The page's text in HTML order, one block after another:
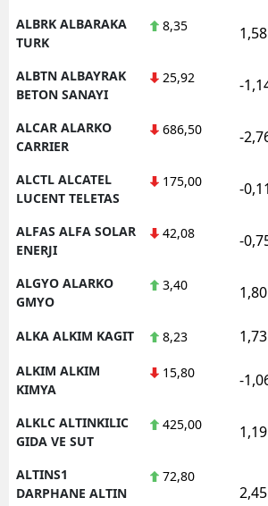
ALBRK ALBARAKA
TURK
8,35 1,58
ALBTN ALBAYRAK
BETON SANAYI
25,92 -
ALCAR ALARKO
CARRIER
686,50 -
ALCTL ALCATEL
LUCENT TELETAS
175,00 -0,11
ALFAS ALFA SOLAR
ENERJI
42,08 -
ALGYO ALARKO
GMYO
3,40 1,80
ALKA ALKIM KAGIT 8,23 1,73
ALKIM ALKIM
KIMYA
15,80 -
ALKLC ALTINKILIC
GIDA VE SUT
425,00 1,19
ALTINS1
DARPHANE ALTIN
72,80
2,45